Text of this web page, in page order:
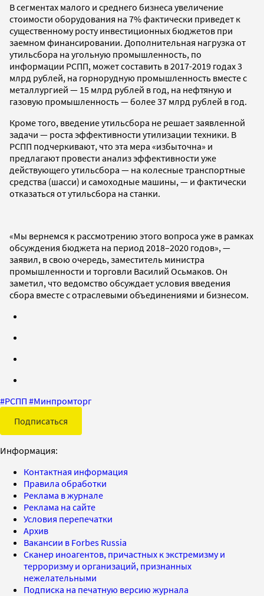
В сегментах малого и среднего бизнеса увеличение
стоимости оборудования на 7% фактически приведет к
существенному росту инвестиционных бюджетов при
заемном финансировании. Дополнительная нагрузка от
утильсбора на угольную промышленность, по
информации РСПП, может составить в 2017-2019 годах 3
млрд рублей, на горнорудную промышленность вместе с
металлургией — 15 млрд рублей в год, на нефтяную и
газовую промышленность — более 37 млрд рублей в год.
Кроме того, введение утильсбора не решает заявленной
задачи — роста эффективности утилизации техники. В
РСПП подчеркивают, что эта мера «избыточна» и
предлагают провести анализ эффективности уже
действующего утильсбора — на колесные транспортные
средства (шасси) и самоходные машины, — и фактически
отказаться от утильсбора на станки.
«Мы вернемся к рассмотрению этого вопроса уже в рамках
обсуждения бюджета на период 2018–2020 годов», —
заявил, в свою очередь, заместитель министра
промышленности и торговли Василий Осьмаков. Он
заметил, что ведомство обсуждает условия введения
сбора вместе с отраслевыми объединениями и бизнесом.
#РСПП #Минпромторг
Подписаться
Информация:
Контактная информация
Правила обработки
Реклама в журнале
Реклама на сайте
Условия перепечатки
Архив
Вакансии в Forbes Russia
Сканер иноагентов, причастных к экстремизму и
терроризму и организаций, признанных
нежелательными
Подписка на печатную версию журнала